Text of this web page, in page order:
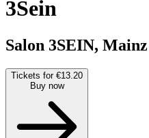
3Sein
Salon 3SEIN, Mainz
Tickets for €13.20
Buy now